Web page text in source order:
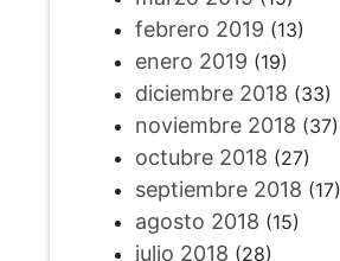
febrero 2019 (13)
enero 2019 (19)
diciembre 2018 (33)
noviembre 2018 (37)
octubre 2018 (27)
septiembre 2018 (17)
agosto 2018 (15)
julio 2018 (28)